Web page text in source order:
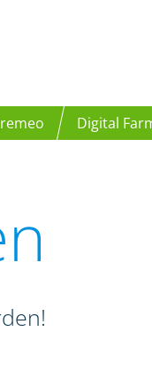
Digital